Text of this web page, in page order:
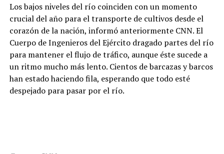
Los bajos niveles del río coinciden con un momento
crucial del año para el transporte de cultivos desde el
corazón de la nación, informó anteriormente CNN. El
Cuerpo de Ingenieros del Ejército dragado partes del río
para mantener el flujo de tráfico, aunque éste sucede a
un ritmo mucho más lento. Cientos de barcazas y barcos
han estado haciendo fila, esperando que todo esté
despejado para pasar por el río.